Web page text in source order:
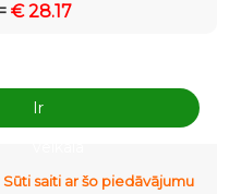
€ 28.17
Ir
saiti ar šo piedāvājumu